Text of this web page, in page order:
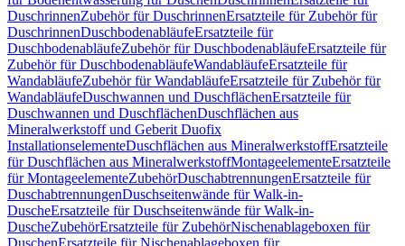
DuschrinnenZubehör für DuschrinnenErsatzteile für Zubehör für
DuschrinnenDuschbodenabläufeErsatzteile für
DuschbodenabläufeZubehör für DuschbodenabläufeErsatzteile für
Zubehör für DuschbodenabläufeWandabläufeErsatzteile für
WandabläufeZubehör für WandabläufeErsatzteile für Zubehör für
WandabläufeDuschwannen und DuschflächenErsatzteile für
Duschwannen und DuschflächenDuschflächen aus
Mineralwerkstoff und Geberit Duofix
InstallationselementeDuschflächen aus MineralwerkstoffErsatzteile
für Duschflächen aus MineralwerkstoffMontageelementeErsatzteile
für MontageelementeZubehörDuschabtrennungenErsatzteile für
DuschabtrennungenDuschseitenwände für Walk-in-
DuscheErsatzteile für Duschseitenwände für Walk-in-
DuscheZubehörErsatzteile für ZubehörNischenablageboxen für
DuschenErsatzteile für Nischenablageboxen für